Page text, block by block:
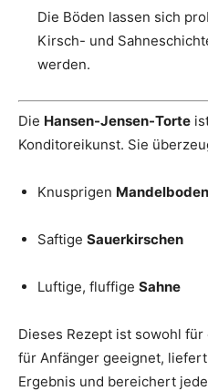
Die Böden lassen sich
Kirsch- und
werden.
Die Hansen-Jensen-Torte
Konditoreikunst. Sie
Knusprigen Mandelboden
Saftige Sauerkirschen
Luftige, fluffige Sahne
Dieses Rezept ist sowohl
für Anfänger geeignet,
Ergebnis und bereichert